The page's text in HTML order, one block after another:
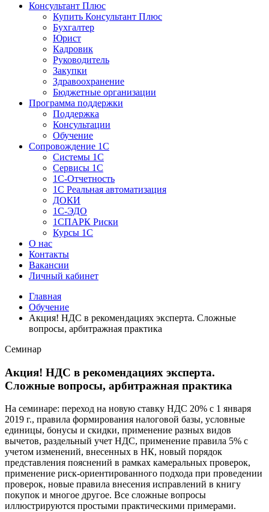
Консультант Плюс
Купить Консультант Плюс
Бухгалтер
Юрист
Кадровик
Руководитель
Закупки
Здравоохранение
Бюджетные организации
Программа поддержки
Поддержка
Консультации
Обучение
Сопровождение 1С
Системы 1С
Сервисы 1С
1C-Отчетность
1С Реальная автоматизация
ДОКИ
1C-ЭДО
1СПАРК Риски
Курсы 1С
О нас
Контакты
Вакансии
Личный кабинет
Главная
Обучение
Акция! НДС в рекомендациях эксперта. Сложные
вопросы, арбитражная практика
Семинар
Акция! НДС в рекомендациях эксперта.
Сложные вопросы, арбитражная практика
На семинаре: переход на новую ставку НДС 20% с 1 января
2019 г., правила формирования налоговой базы, условные
единицы, бонусы и скидки, применение разных видов
вычетов, раздельный учет НДС, применение правила 5% с
учетом изменений, внесенных в НК, новый порядок
представления пояснений в рамках камеральных проверок,
применение риск-ориентированного подхода при проведении
проверок, новые правила внесения исправлений в книгу
покупок и многое другое. Все сложные вопросы
иллюстрируются простыми практическими примерами.